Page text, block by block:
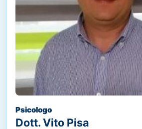
Psicologo
Dott. Vito Pisa